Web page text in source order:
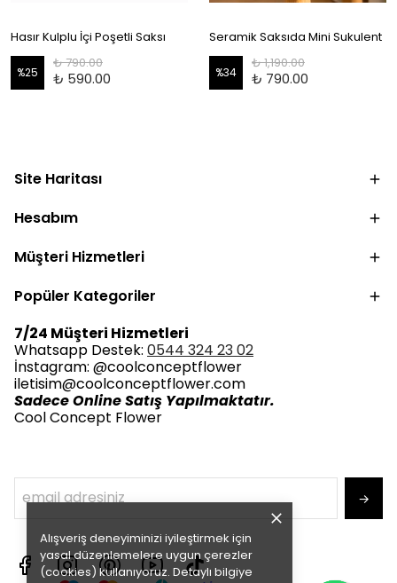
Alışveriş deneyiminizi iyileştirmek için
yasal düzenlemelere uygun çerezler
(cookies) kullanıyoruz. Detaylı bilgiye
Hasır Kulplu İçi Poşetli Saksı
%25
₺ 790.00
₺ 590.00
Seramik Saksıda Mini Sukulent
%34
₺ 1,190.00
₺ 790.00
Site Haritası
Hesabım
Müşteri Hizmetleri
Popüler Kategoriler
7/24 Müşteri Hizmetleri
Whatsapp Destek: 0544 324 23 02
İnstagram: @coolconceptflower
iletisim@coolconceptflower.com
Sadece Online Satış Yapılmaktatır.
Cool Concept Flower
→